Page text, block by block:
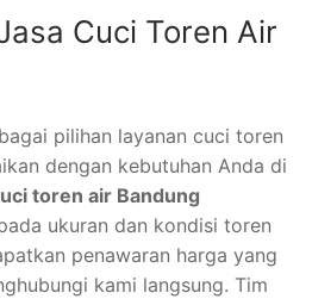
Cuci Toren Air
pilihan layanan cuci toren
dengan kebutuhan Anda di
toren air Bandung
ukuran dan kondisi toren
penawaran harga yang
kami langsung. Tim